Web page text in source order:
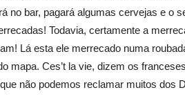
no bar, pagará algumas cervejas e o
Todavia, certamente a
Lá esta ele merrecado numa
mapa. Ces’t la vie, dizem os
não podemos reclamar muitos dos